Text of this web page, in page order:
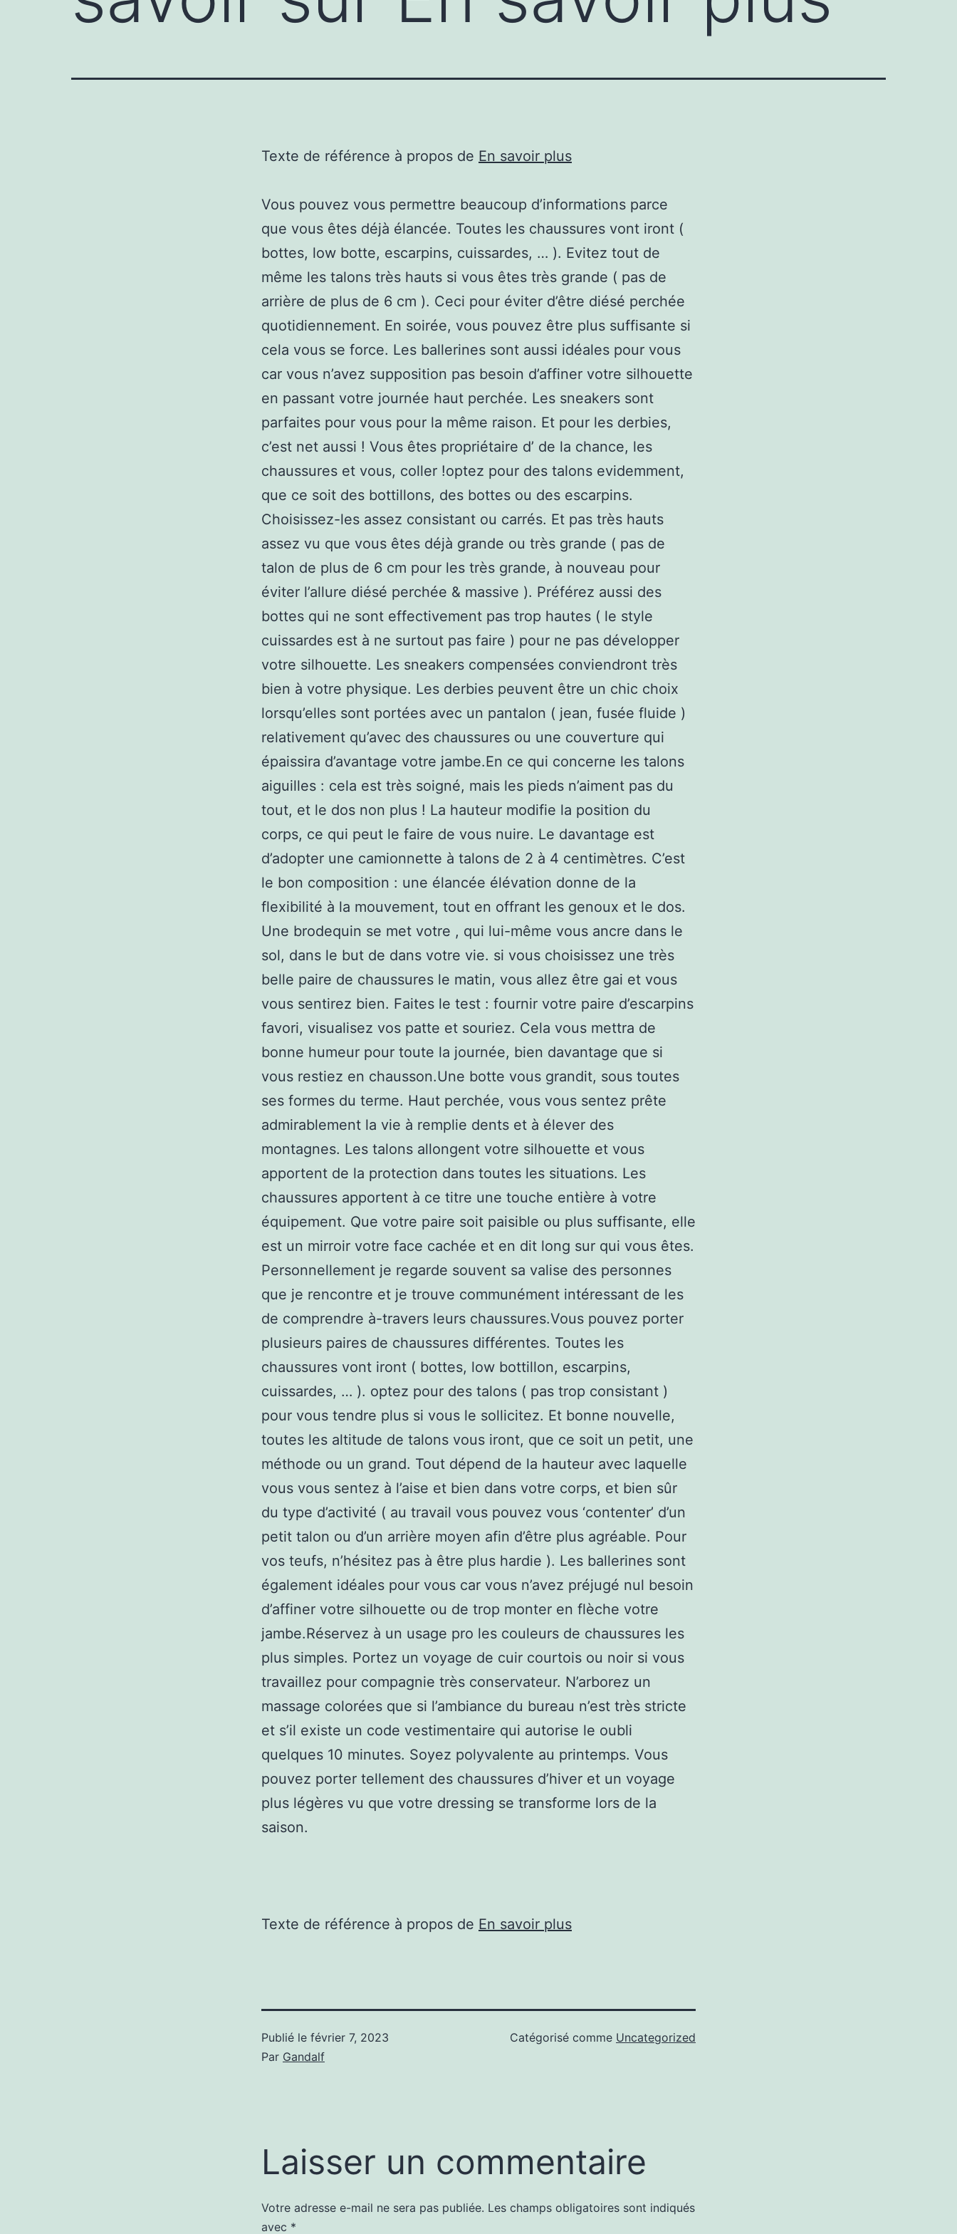
Texte de référence à propos de En savoir plus
Vous pouvez vous permettre beaucoup d’informations parce
que vous êtes déjà élancée. Toutes les chaussures vont iront (
bottes, low botte, escarpins, cuissardes, … ). Evitez tout de
même les talons très hauts si vous êtes très grande ( pas de
arrière de plus de 6 cm ). Ceci pour éviter d’être diésé perchée
quotidiennement. En soirée, vous pouvez être plus suffisante si
cela vous se force. Les ballerines sont aussi idéales pour vous
car vous n’avez supposition pas besoin d’affiner votre silhouette
en passant votre journée haut perchée. Les sneakers sont
parfaites pour vous pour la même raison. Et pour les derbies,
c’est net aussi ! Vous êtes propriétaire d’ de la chance, les
chaussures et vous, coller !optez pour des talons evidemment,
que ce soit des bottillons, des bottes ou des escarpins.
Choisissez-les assez consistant ou carrés. Et pas très hauts
assez vu que vous êtes déjà grande ou très grande ( pas de
talon de plus de 6 cm pour les très grande, à nouveau pour
éviter l’allure diésé perchée & massive ). Préférez aussi des
bottes qui ne sont effectivement pas trop hautes ( le style
cuissardes est à ne surtout pas faire ) pour ne pas développer
votre silhouette. Les sneakers compensées conviendront très
bien à votre physique. Les derbies peuvent être un chic choix
lorsqu’elles sont portées avec un pantalon ( jean, fusée fluide )
relativement qu’avec des chaussures ou une couverture qui
épaissira d’avantage votre jambe.En ce qui concerne les talons
aiguilles : cela est très soigné, mais les pieds n’aiment pas du
tout, et le dos non plus ! La hauteur modifie la position du
corps, ce qui peut le faire de vous nuire. Le davantage est
d’adopter une camionnette à talons de 2 à 4 centimètres. C’est
le bon composition : une élancée élévation donne de la
flexibilité à la mouvement, tout en offrant les genoux et le dos.
Une brodequin se met votre , qui lui-même vous ancre dans le
sol, dans le but de dans votre vie. si vous choisissez une très
belle paire de chaussures le matin, vous allez être gai et vous
vous sentirez bien. Faites le test : fournir votre paire d’escarpins
favori, visualisez vos patte et souriez. Cela vous mettra de
bonne humeur pour toute la journée, bien davantage que si
vous restiez en chausson.Une botte vous grandit, sous toutes
ses formes du terme. Haut perchée, vous vous sentez prête
admirablement la vie à remplie dents et à élever des
montagnes. Les talons allongent votre silhouette et vous
apportent de la protection dans toutes les situations. Les
chaussures apportent à ce titre une touche entière à votre
équipement. Que votre paire soit paisible ou plus suffisante, elle
est un mirroir votre face cachée et en dit long sur qui vous êtes.
Personnellement je regarde souvent sa valise des personnes
que je rencontre et je trouve communément intéressant de les
de comprendre à-travers leurs chaussures.Vous pouvez porter
plusieurs paires de chaussures différentes. Toutes les
chaussures vont iront ( bottes, low bottillon, escarpins,
cuissardes, … ). optez pour des talons ( pas trop consistant )
pour vous tendre plus si vous le sollicitez. Et bonne nouvelle,
toutes les altitude de talons vous iront, que ce soit un petit, une
méthode ou un grand. Tout dépend de la hauteur avec laquelle
vous vous sentez à l’aise et bien dans votre corps, et bien sûr
du type d’activité ( au travail vous pouvez vous ‘contenter’ d’un
petit talon ou d’un arrière moyen afin d’être plus agréable. Pour
vos teufs, n’hésitez pas à être plus hardie ). Les ballerines sont
également idéales pour vous car vous n’avez préjugé nul besoin
d’affiner votre silhouette ou de trop monter en flèche votre
jambe.Réservez à un usage pro les couleurs de chaussures les
plus simples. Portez un voyage de cuir courtois ou noir si vous
travaillez pour compagnie très conservateur. N’arborez un
massage colorées que si l’ambiance du bureau n’est très stricte
et s’il existe un code vestimentaire qui autorise le oubli
quelques 10 minutes. Soyez polyvalente au printemps. Vous
pouvez porter tellement des chaussures d’hiver et un voyage
plus légères vu que votre dressing se transforme lors de la
saison.
Texte de référence à propos de En savoir plus
Publié le février 7, 2023
Par Gandalf
Catégorisé comme Uncategorized
Laisser un commentaire
Votre adresse e-mail ne sera pas publiée. Les champs obligatoires sont indiqués
avec *